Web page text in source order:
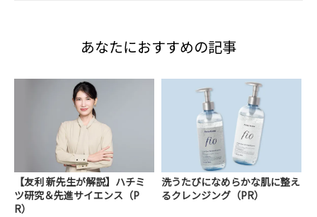
あなたにおすすめの記事
【友利 新先生が解説】ハチミ
ツ研究＆先進サイエンス（P
R）
洗うたびになめらかな肌に整え
るクレンジング（PR）